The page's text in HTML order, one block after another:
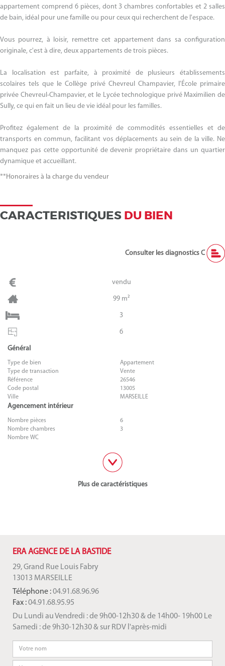
appartement comprend 6 pièces, dont 3 chambres confortables et 2 salles
de bain, idéal pour une famille ou pour ceux qui recherchent de l'espace.
Vous pourrez, à loisir, remettre cet appartement dans sa configuration
originale, c'est à dire, deux appartements de trois pièces.
La localisation est parfaite, à proximité de plusieurs établissements
scolaires tels que le Collège privé Chevreul Champavier, l'École primaire
privée Chevreul-Champavier, et le Lycée technologique privé Maximilien de
Sully, ce qui en fait un lieu de vie idéal pour les familles.
Profitez également de la proximité de commodités essentielles et de
transports en commun, facilitant vos déplacements au sein de la ville. Ne
manquez pas cette opportunité de devenir propriétaire dans un quartier
dynamique et accueillant.
**Honoraires à la charge du vendeur
CARACTERISTIQUES DU BIEN
Consulter les diagnostics C
vendu
99 m²
3
6
Général
Type de bien
Appartement
Type de transaction
Vente
Référence
26546
Code postal
13005
Ville
MARSEILLE
Agencement intérieur
Nombre pièces
6
Nombre chambres
3
Nombre WC
Plus de caractéristiques
ERA AGENCE DE LA BASTIDE
29, Grand Rue Louis Fabry
13013 MARSEILLE
Téléphone :04.91.68.96.96
Fax :04.91.68.95.95
Du Lundi au Vendredi : de 9h00-12h30 & de 14h00- 19h00 Le
Samedi : de 9h30-12h30 & sur RDV l'après-midi